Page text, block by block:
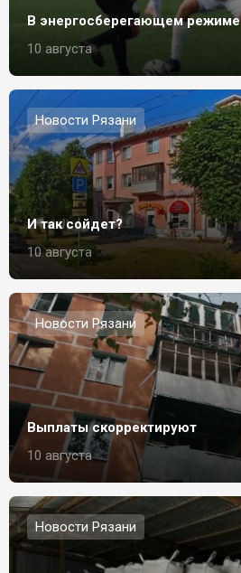
В энергосберегающем режиме
10 августа
Новости Рязани
И так сойдет?
10 августа
Новости Рязани
Выплаты скорректируют
10 августа
Новости Рязани